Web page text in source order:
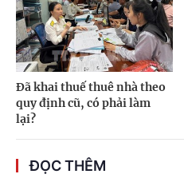
Đã khai thuế thuê nhà theo
quy định cũ, có phải làm
lại?
ĐỌC THÊM